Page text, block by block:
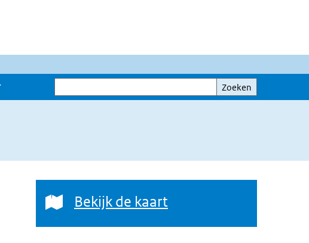
Zoeken
Zoeken
Bekijk de kaart
Bekijk de kaart